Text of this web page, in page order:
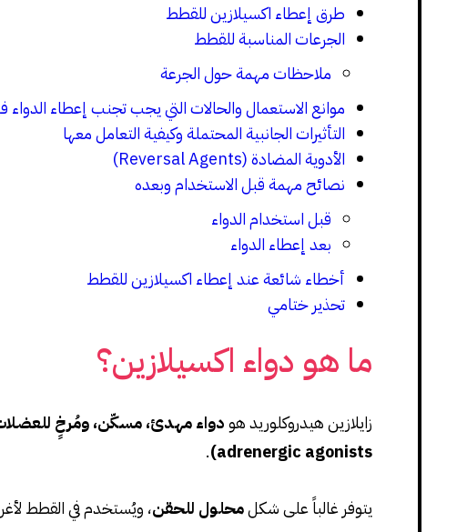
طرق إعطاء اكسيلازين للقطط
الجرعات المناسبة للقطط
ملاحظات مهمة حول الجرعة
موانع الاستعمال والحالات التي يجب تجنب إعطاء الدواء
التأثيرات الجانبية المحتملة وكيفية التعامل معها
الأدوية المضادة (Reversal Agents)
نصائح مهمة قبل الاستخدام وبعده
قبل استخدام الدواء
بعد إعطاء الدواء
أخطاء شائعة عند إعطاء اكسيلازين للقطط
تحذير ختامي
ما هو دواء اكسيلازين؟
زايلازين هيدروكلوريد هودواء مهدئ، مسكّن، ومُرخٍ
adrenergic agonists)
.
يتوفر غالباً على شكلمحلول للحقن، ويُستخدم في القطط